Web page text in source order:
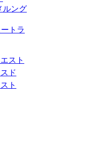
ルング
トラ
スト
ド
ト